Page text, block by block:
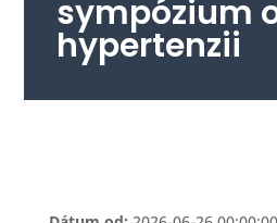
sympózium
hypertenzii